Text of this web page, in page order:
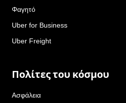
Φαγητό
Uber for Business
Uber Freight
Πολίτες του κόσμου
Ασφάλεια